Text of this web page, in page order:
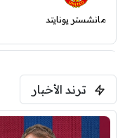
مانشستر يونايتد
فرينتسفاروشي
ترند الأخبار